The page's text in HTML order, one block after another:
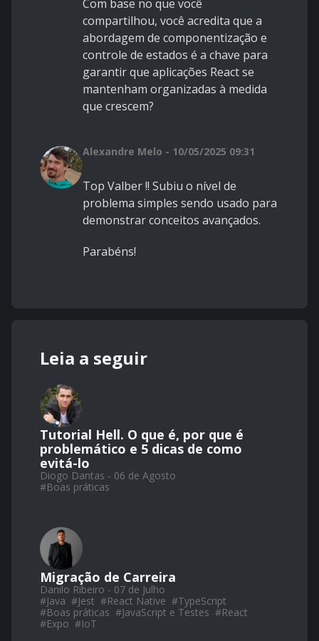
Com base no que você
compartilhou, você acredita que a
abordagem de componentização e
controle de estados é a chave para
garantir que aplicações React se
mantenham organizadas à medida
que crescem?
Alexandre Melo - 10/05/2025 09:31
Top Valber!! Subiu o nível de
problema simples sendo usado para
demonstrar conceitos avançados.
Parabéns!
Leia a seguir
Tutorial Hell. O que é, por que é
problemático e 5 dicas de como
evitá-lo
Diogo Dantas - 06 de Agosto
#Boas práticas
Migração de Carreira
Danilo Ribeiro - 07 de Julho
#Java #Jest #React Native #TypeScript
#Boas práticas #JavaScript e Testes #React
#Expo #IoT